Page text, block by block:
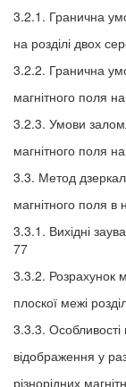
3.2.1. Гранична
на розділі двох
3.2.2. Гранична
магнітного поля
3.2.3. Умови
магнітного поля
3.3. Метод
магнітного поля
3.3.1. Вихідні
77
3.3.2. Розрахунок
плоскої межі
3.3.3.
відображення у
різнорідних